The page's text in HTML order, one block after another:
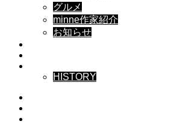
グルメ
minne作家紹介
お知らせ
HISTORY